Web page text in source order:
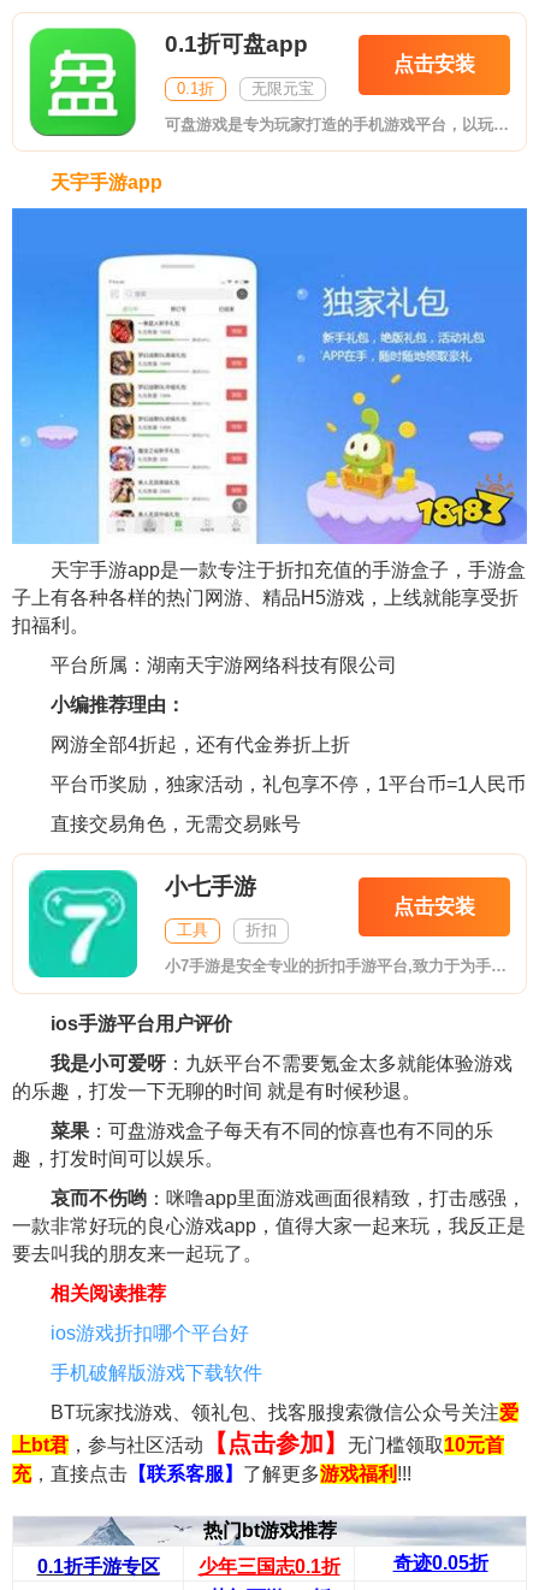
0.1折可盘app
0.1折 无限元宝
点击安装
可盘游戏是专为玩家打造的手机游戏平台，以玩家为中心提供新的精品手游、超全的礼包、超多的福利，我们致力成为受玩家喜爱的手机游戏运营平台。超多福利手游平台，等你来盘~
天宇手游app
天宇手游app是一款专注于折扣充值的手游盒子，手游盒
子上有各种各样的热门网游、精品H5游戏，上线就能享受折
扣福利。
平台所属：湖南天宇游网络科技有限公司
小编推荐理由：
网游全部4折起，还有代金券折上折
平台币奖励，独家活动，礼包享不停，1平台币=1人民币
直接交易角色，无需交易账号
小七手游
工具 折扣
点击安装
小7手游是安全专业的折扣手游平台,致力于为手游玩家提供最直接、最大力度的手游福利,平台玩家在游戏充值消费时可直接享受5折甚至更低的超低折扣!来了就打折!只充折后价!
ios手游平台用户评价
我是小可爱呀 ：九妖平台不需要氪金太多就能体验游戏
的乐趣，打发一下无聊的时间 就是有时候秒退。
菜果 ：可盘游戏盒子每天有不同的惊喜也有不同的乐
趣，打发时间可以娱乐。
哀而不伤哟 ：咪噜app里面游戏画面很精致，打击感强，
一款非常好玩的良心游戏app，值得大家一起来玩，我反正是
要去叫我的朋友来一起玩了。
相关阅读推荐
ios游戏折扣哪个平台好
手机破解版游戏下载软件
BT玩家找游戏、领礼包、找客服搜索微信公众号关注爱
上bt君 ，参与社区活动 【点击参加】 无门槛领取10元首
充，直接点击 【联系客服】 了解更多游戏福利 !!!
热门bt游戏推荐
0.1折手游专区
少年三国志0.1折
奇迹0.05折